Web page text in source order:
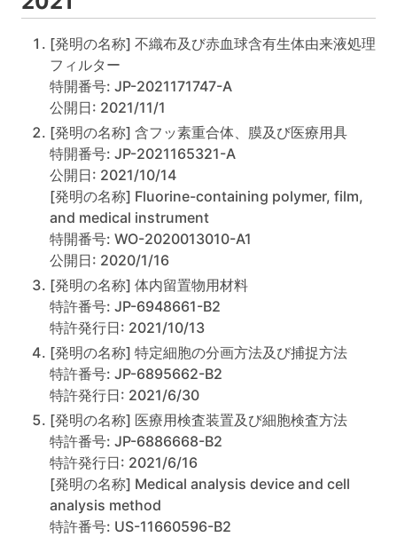
[発明の名称] 不織布及び赤血球含有生体由来液処理
フィルター
特開番号: JP-2021171747-A
公開日: 2021/11/1
[発明の名称] 含フッ素重合体、膜及び医療用具
特開番号: JP-2021165321-A
公開日: 2021/10/14
[発明の名称] Fluorine-containing polymer, film,
and medical instrument
特開番号: WO-2020013010-A1
公開日: 2020/1/16
[発明の名称] 体内留置物用材料
特許番号: JP-6948661-B2
特許発行日: 2021/10/13
[発明の名称] 特定細胞の分画方法及び捕捉方法
特許番号: JP-6895662-B2
特許発行日: 2021/6/30
[発明の名称] 医療用検査装置及び細胞検査方法
特許番号: JP-6886668-B2
特許発行日: 2021/6/16
[発明の名称] Medical analysis device and cell
analysis method
特許番号: US-11660596-B2